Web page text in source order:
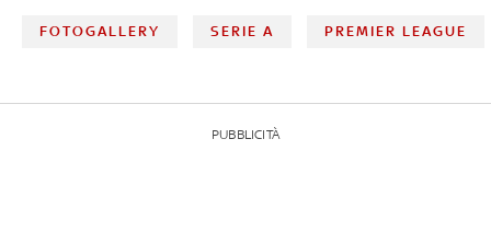
FOTOGALLERY SERIE A PREMIER LEAGUE
PUBBLICITÀ